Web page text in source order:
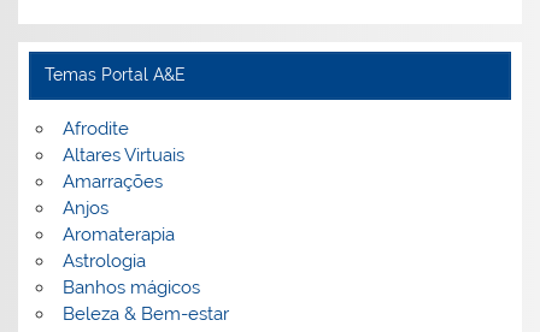
Temas Portal A&E
Afrodite
Altares Virtuais
Amarrações
Anjos
Aromaterapia
Astrologia
Banhos mágicos
Beleza & Bem-estar